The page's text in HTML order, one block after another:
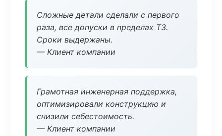
Сложные детали сделали с первого
раза, все допуски в пределах ТЗ.
Сроки выдержаны.
— Клиент компании
Грамотная инженерная поддержка,
оптимизировали конструкцию и
снизили себестоимость.
— Клиент компании